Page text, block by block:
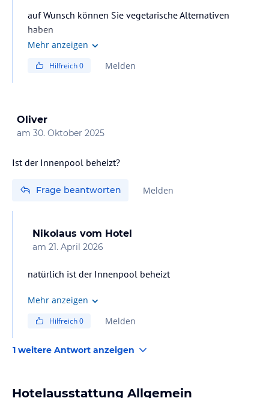
auf Wunsch können Sie vegetarische Alternativen
haben
Mehr anzeigen
Hilfreich0 Melden
Oliver
am 30. Oktober 2025
Ist der Innenpool beheizt?
Frage beantworten Melden
Nikolaus vom Hotel
am 21. April 2026
natürlich ist der Innenpool beheizt
Mehr anzeigen
Hilfreich0 Melden
1 weitere Antwort anzeigen
Hotelausstattung Allgemein